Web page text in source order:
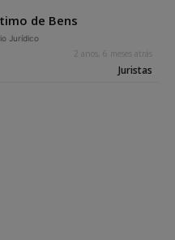
de Bens
Jurídico
2 anos, 6 meses atrás
Juristas